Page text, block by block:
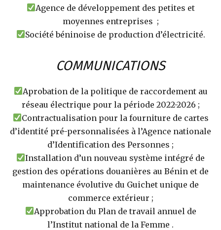
Agence de développement des petites et
moyennes entreprises ;
Société béninoise de production d’électricité.
COMMUNICATIONS
Aprobation de la politique de raccordement au
réseau électrique pour la période 2022-2026 ;
Contractualisation pour la fourniture de cartes
d’identité pré-personnalisées à l’Agence nationale
d’Identification des Personnes ;
Installation d’un nouveau système intégré de
gestion des opérations douanières au Bénin et de
maintenance évolutive du Guichet unique de
commerce extérieur ;
Approbation du Plan de travail annuel de
l’Institut national de la Femme .